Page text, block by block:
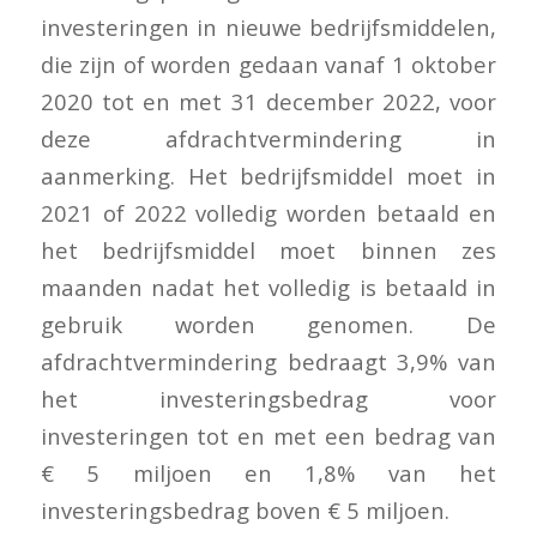
investeringen in nieuwe bedrijfsmiddelen,
die zijn of worden gedaan vanaf 1 oktober
2020 tot en met 31 december 2022, voor
deze afdrachtvermindering in
aanmerking. Het bedrijfsmiddel moet in
2021 of 2022 volledig worden betaald en
het bedrijfsmiddel moet binnen zes
maanden nadat het volledig is betaald in
gebruik worden genomen. De
afdrachtvermindering bedraagt 3,9% van
het investeringsbedrag voor
investeringen tot en met een bedrag van
€ 5 miljoen en 1,8% van het
investeringsbedrag boven € 5 miljoen.